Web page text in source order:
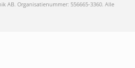
AB. Organisatienummer: 556665-3360. Alle